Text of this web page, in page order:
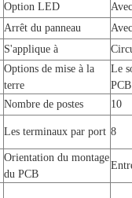
Option LED
Arrêt du panneau
S'applique à
Options de mise à la
terre
Le
PCB
Nombre de postes
10
Les terminaux par port 8
Orientation du montage
du PCB